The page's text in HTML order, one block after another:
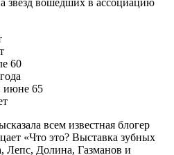
60
июне 65
всем известная блогер
«Что это? Выставка зубных
Лепс, Долина, Газманов и